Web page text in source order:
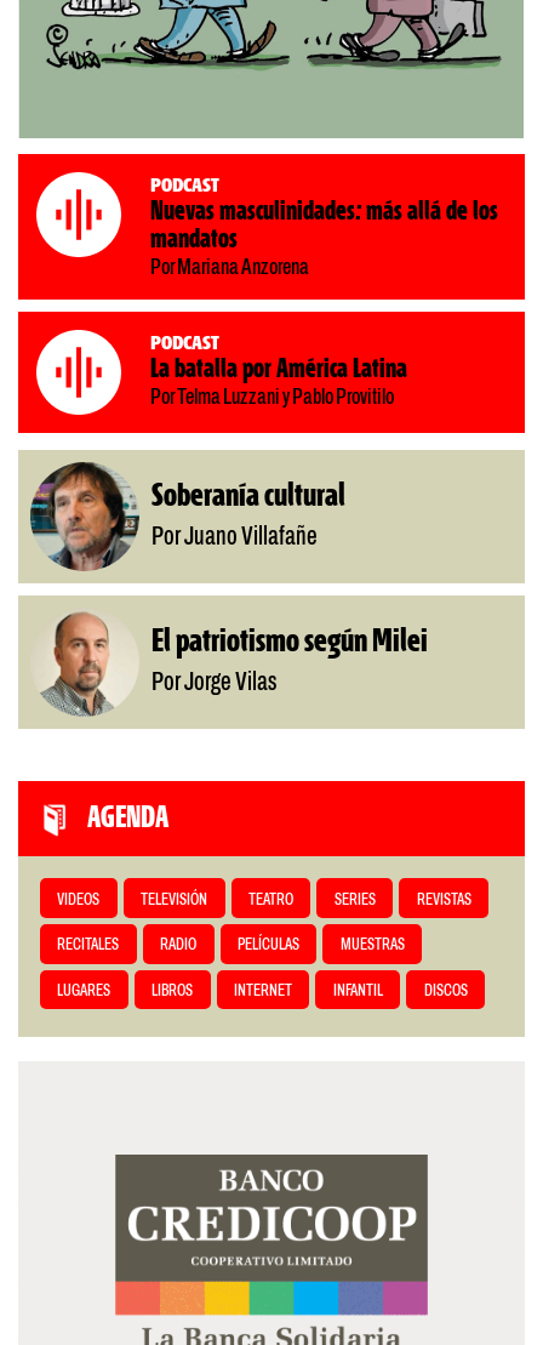
Podcast
Nuevas masculinidades: más allá de los
mandatos
Por Mariana Anzorena
Podcast
La batalla por América Latina
Por Telma Luzzani y Pablo Provitilo
Soberanía cultural
Por Juano Villafañe
El patriotismo según Milei
Por Jorge Vilas
AGENDA
VIDEOS TELEVISIÓN TEATRO SERIES REVISTAS
RECITALES RADIO PELÍCULAS MUESTRAS
LUGARES LIBROS INTERNET INFANTIL DISCOS